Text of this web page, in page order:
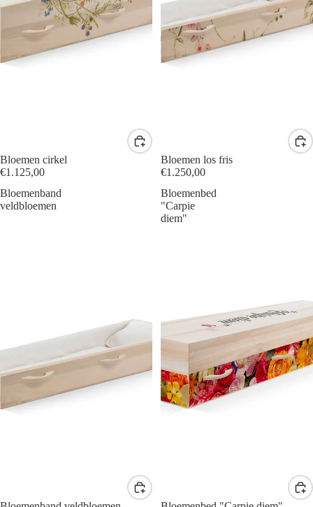
Bloemen cirkel
€1.125,00
Bloemen los fris
€1.250,00
Bloemenband
veldbloemen
Bloemenbed
"Carpie
diem"